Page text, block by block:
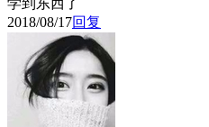
学到东西了
2018/08/17回复